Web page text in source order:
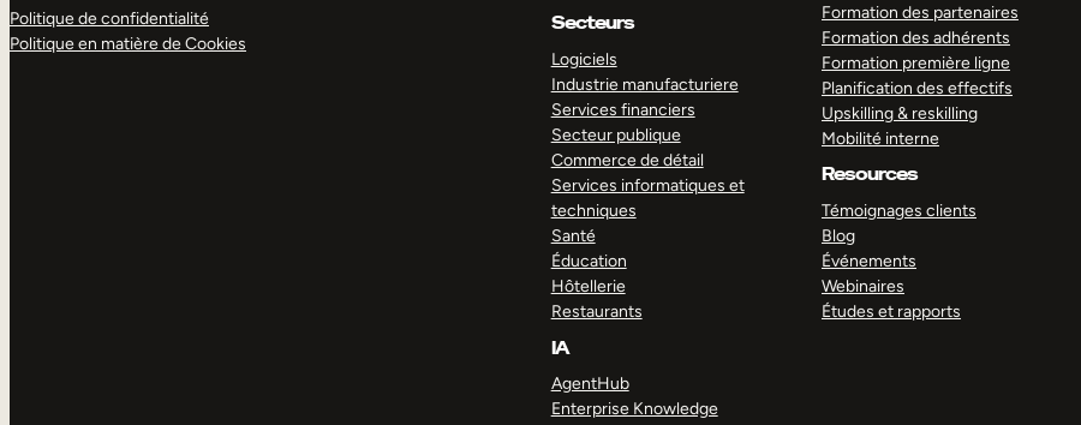
Politique de confidentialité
Politique en matière de Cookies
Secteurs
Logiciels
Industrie manufacturiere
Services financiers
Secteur publique
Commerce de détail
Services informatiques et
techniques
Santé
Éducation
Hôtellerie
Restaurants
IA
AgentHub
Enterprise Knowledge
Formation des partenaires
Formation des adhérents
Formation première ligne
Planification des effectifs
Upskilling & reskilling
Mobilité interne
Resources
Témoignages clients
Blog
Événements
Webinaires
Études et rapports